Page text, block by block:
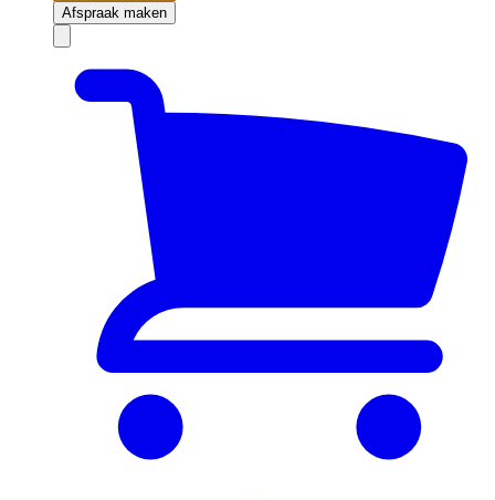
Afspraak maken